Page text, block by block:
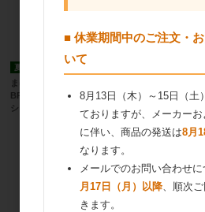
夏季冷蔵品 取寄商品
まほろば おたんじょうびチョコプレート
BP-06「お花Ｗ」4409 120枚 （個包装ナ
シ）
■ 休業期間中のご注文・
いて
8月13日（木）～15日（土
ておりますが、メーカー
に伴い、商品の発送は8月
なります。
メールでのお問い合わせに
月17日（月）以降、順次
きます。